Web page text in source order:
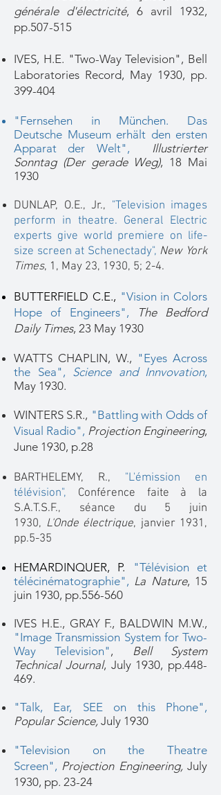
générale d'électricité, 6 avril 1932,
pp.507-515
IVES, H.E. "Two-Way Television" , Bell
Laboratories Record, May 1930, pp.
399-404
"Fernsehen in München. Das
Deutsche Museum erhält den ersten
Apparat der Welt",
Illustrierter
Sonntag (Der gerade Weg), 18 Mai
1930
DUNLAP, O.E., Jr., "Television images
perform in theatre. General Electric
experts give world premiere on life-
size screen at Schenectady", New York
Times, 1, May 23, 1930, 5; 2-4.
BUTTERFIELD C.E., "Vision in Colors
Hope of Engineers",
The Bedford
Daily Times, 23 May 1930
WATTS CHAPLIN, W., "Eyes Across
the Sea", Science and Innvovation,
May 1930.
WINTERS S.R., "Battling with Odds of
Visual Radio", Projection Engineering,
June 1930, p.28
BARTHELEMY, R., "L'émission en
télévision", Conférence faite à la
S.A.T.S.F., séance du 5 juin
1930, L'Onde électrique, janvier 1931,
pp.5-35
HEMARDINQUER, P. "Télévision et
télécinématographie" , La Nature, 15
juin 1930, pp.556-560
IVES H.E., GRAY F., BALDWIN M.W.,
"Image Transmission System for Two-
Way Television" , Bell System
Technical Journal, July 1930, pp.448-
469.
"Talk, Ear, SEE on this Phone" ,
Popular Science, July 1930
"Television on the Theatre
Screen", Projection Engineering,July
1930, pp. 23-24